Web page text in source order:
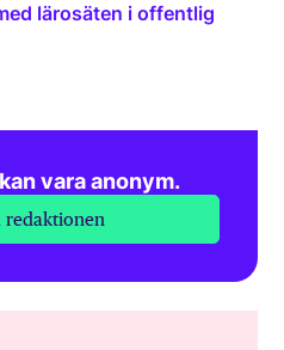
lärosäten i offentlig
vara anonym.
redaktionen